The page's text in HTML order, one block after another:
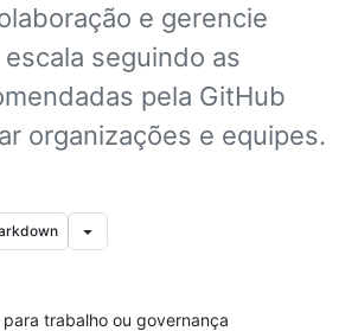
e gerencie
seguindo as
pela GitHub
organizações e equipes.
trabalho ou governança